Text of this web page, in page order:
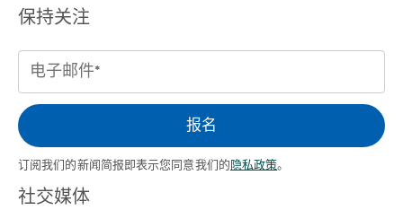
保持关注
电
邮
件
（必需的）
报名
订阅我们的新闻简报即表示您同意我们的隐私政策。
社交媒体